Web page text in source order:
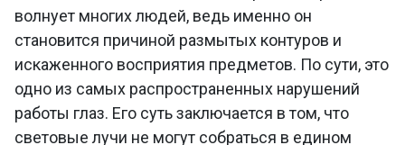
волнует многих людей, ведь именно он
становится причиной размытых контуров и
искаженного восприятия предметов. По сути, это
одно из самых распространенных нарушений
работы глаз. Его суть заключается в том, что
световые лучи не могут собраться в едином